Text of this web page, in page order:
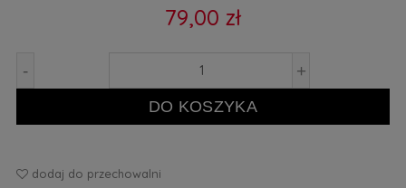
79,00 zł
- +
DO KOSZYKA
dodaj do przechowalni